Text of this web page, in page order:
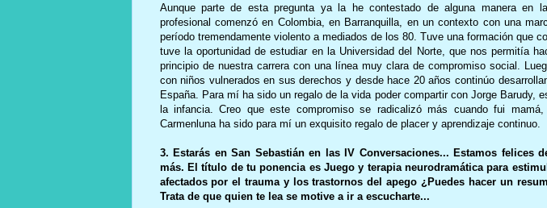
Aunque parte de esta pregunta ya la he contestado de alguna manera en
profesional comenzó en Colombia, en Barranquilla, en un contexto con una
período tremendamente violento a mediados de los 80. Tuve una formación que
tuve la oportunidad de estudiar en la Universidad del Norte, que nos permitía
principio de nuestra carrera con una línea muy clara de compromiso social.
con niños vulnerados en sus derechos y desde hace 20 años continúo
España. Para mí ha sido un regalo de la vida poder compartir con Jorge Barudy,
la infancia. Creo que este compromiso se radicalizó más cuando fui
Carmenluna ha sido para mí un exquisito regalo de placer y aprendizaje continuo.
3. Estarás en San Sebastián en las IV Conversaciones... Estamos felices
más. El título de tu ponencia es Juego y terapia neurodramática para
afectados por el trauma y los trastornos del apego ¿Puedes hacer un
Trata de que quien te lea se motive a ir a escucharte...